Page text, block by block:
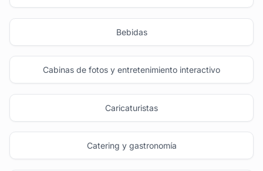
Bebidas
Cabinas de fotos y entretenimiento interactivo
Caricaturistas
Catering y gastronomía